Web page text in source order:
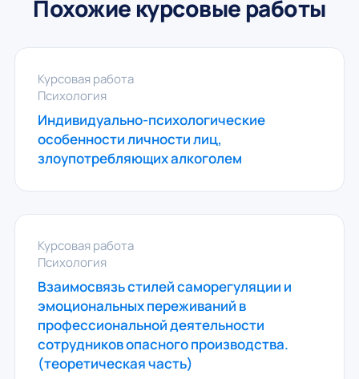
Похожие курсовые работы
Курсовая работа
Психология
Индивидуально-психологические
особенности личности лиц,
злоупотребляющих алкоголем
Курсовая работа
Психология
Взаимосвязь стилей саморегуляции и
эмоциональных переживаний в
профессиональной деятельности
сотрудников опасного производства.
(теоретическая часть)